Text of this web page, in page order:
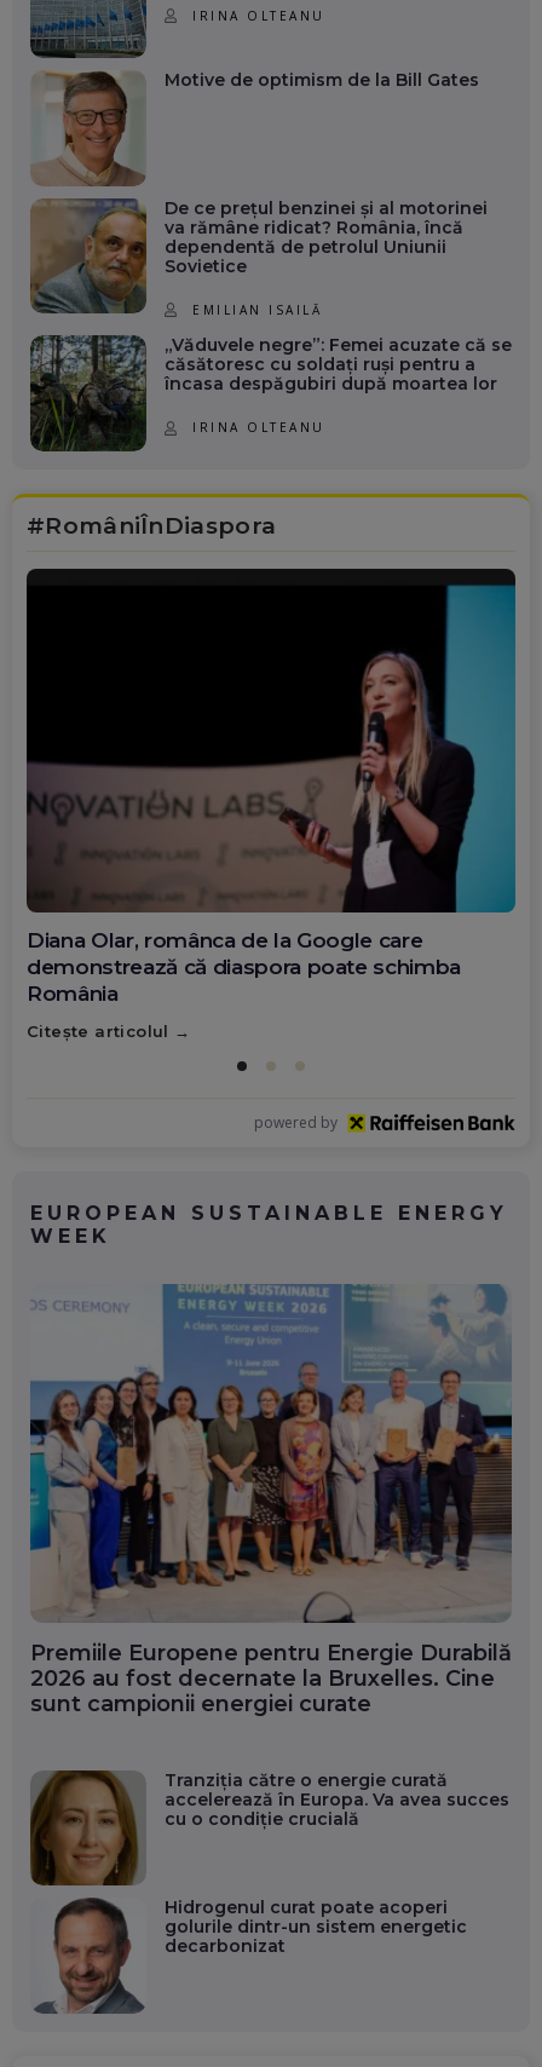
IRINA OLTEANU
Motive de optimism de la Bill Gates
De ce prețul benzinei și al motorinei
va rămâne ridicat? România, încă
dependentă de petrolul Uniunii
Sovietice
EMILIAN ISAILĂ
„Văduvele negre”: Femei acuzate că se
căsătoresc cu soldați ruși pentru a
încasa despăgubiri după moartea lor
IRINA OLTEANU
#RomâniÎnDiaspora
Diana Olar, românca de la Google care
demonstrează că diaspora poate schimba
România
Citește articolul
powered by
EUROPEAN SUSTAINABLE ENERGY
WEEK
Premiile Europene pentru Energie Durabilă
2026 au fost decernate la Bruxelles. Cine
sunt campionii energiei curate
Tranziția către o energie curată
accelerează în Europa. Va avea succes
cu o condiție crucială
Hidrogenul curat poate acoperi
golurile dintr-un sistem energetic
decarbonizat